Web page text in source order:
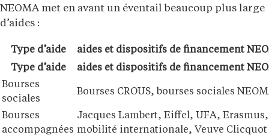
NEOMA met en avant un éventail beaucoup plus large
d’aides :
Type d’aide
aides et dispositifs de financement
Type d’aide
aides et dispositifs de financement
Bourses
sociales
Bourses CROUS, bourses sociales
Bourses
accompagnées
Jacques Lambert, Eiffel, UFA,
mobilité internationale, Veuve Clicquot